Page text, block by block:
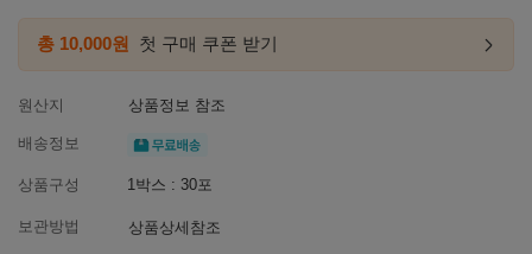
총 10,000원 첫 구매 쿠폰 받기
첫구매
링크
원산지
상품정보 참조
배송정보 무료배송
상품구성 1박스 : 30포
보관방법 상품상세참조